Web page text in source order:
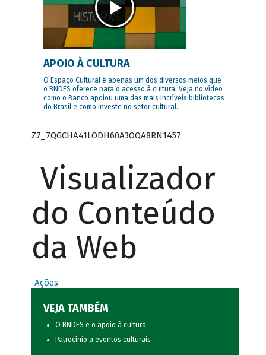
APOIO À CULTURA
O Espaço Cultural é apenas um dos diversos meios que
o BNDES oferece para o acesso à cultura. Veja no vídeo
como o Banco apoiou uma das mais incríveis bibliotecas
do Brasil e como investe no setor cultural.
Z7_7QGCHA41LODH60A3OQA8RN1457
Visualizador
do Conteúdo
da Web
Ações
VEJA TAMBÉM
O BNDES e o apoio à cultura
Patrocínio a eventos culturais